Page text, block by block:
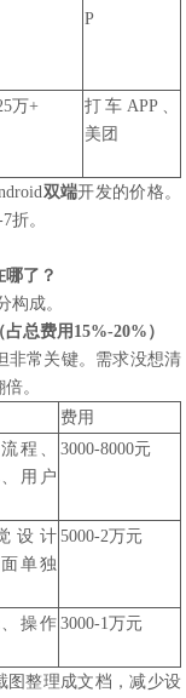
P
万+
打车APP、
美团
双端开发的价格。
折。
了？
构成。
总费用15%-20%）
非常关键。需求没想清
。
费用
程、
用户
3000-8000元
设计
单独
5000-2万元
操作 3000-1万元
图整理成文档，减少设